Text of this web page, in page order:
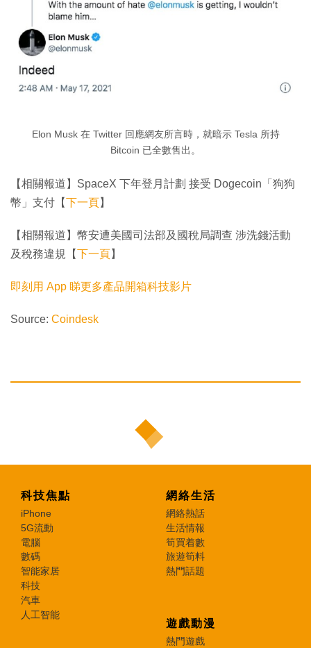
Elon Musk 在 Twitter 回應網友所言時，就暗示 Tesla 所持
Bitcoin 已全數售出。
【相關報道】SpaceX 下年登月計劃 接受 Dogecoin「狗狗
幣」支付【下一頁】
【相關報道】幣安遭美國司法部及國稅局調查 涉洗錢活動
及稅務違規【下一頁】
即刻用 App 睇更多產品開箱科技影片
Source: Coindesk
科技焦點
iPhone
5G流動
電腦
數碼
智能家居
科技
汽車
人工智能
網絡生活
網絡熱話
生活情報
筍買着數
旅遊筍料
熱門話題
遊戲動漫
熱門遊戲